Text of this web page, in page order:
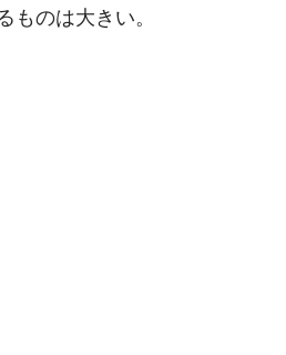
のは大きい。